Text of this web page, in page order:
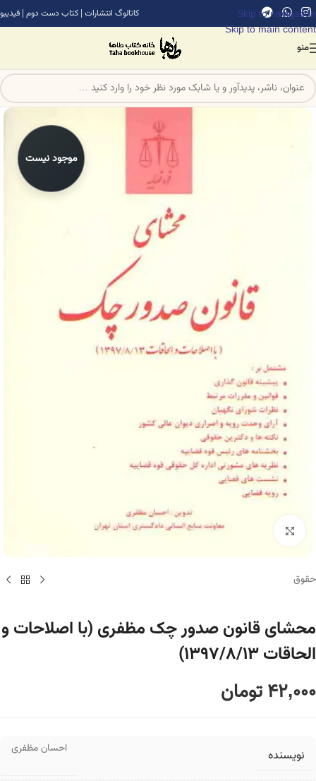
Skip to navigation
Skip to main content
کاتالوگ انتشارات | کتاب دست دوم | فیدیبو
منو
موجود نیست
برای بزرگنمایی کلیک کنید
حقوق
محشای قانون صدور چک مظفری (با اصلاحات و
الحاقات ۱۳۹۷/۸/۱۳)
42,000تومان
نویسنده احسان مظفری